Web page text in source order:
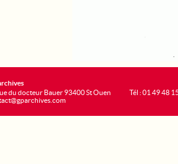
du docteur Bauer 93400 St Ouen
Tél : 01 49 48